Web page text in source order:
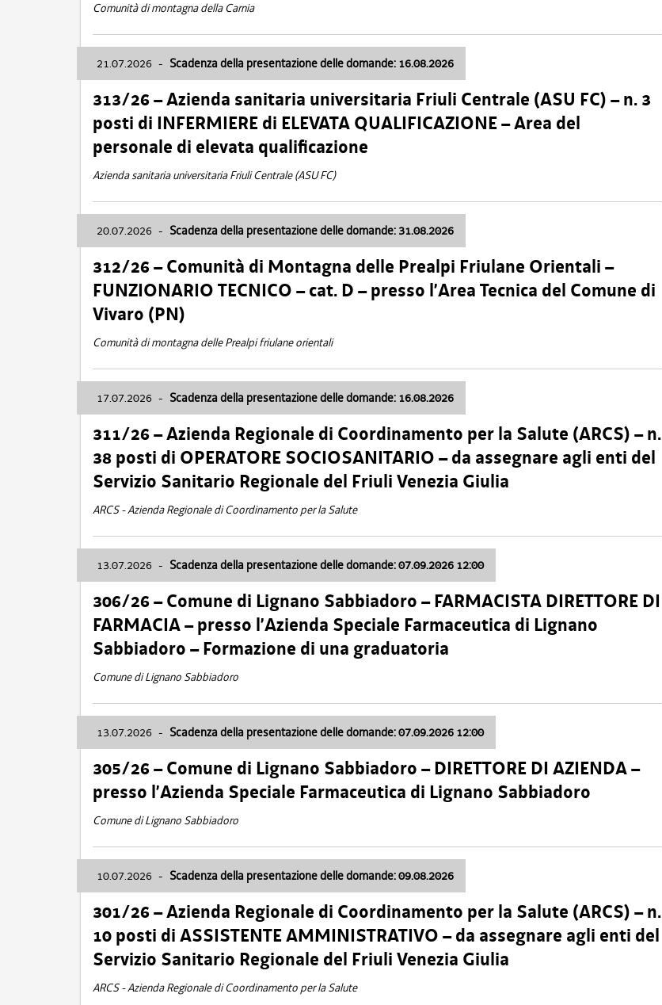
Comunità di montagna della Carnia
21.07.2026 - Scadenza della presentazione delle domande: 16.08.2026
313/26 – Azienda sanitaria universitaria Friuli Centrale (ASU FC) – n. 3
posti di INFERMIERE di ELEVATA QUALIFICAZIONE – Area del
personale di elevata qualificazione
Azienda sanitaria universitaria Friuli Centrale (ASU FC)
20.07.2026 - Scadenza della presentazione delle domande: 31.08.2026
312/26 – Comunità di Montagna delle Prealpi Friulane Orientali –
FUNZIONARIO TECNICO – cat. D – presso l’Area Tecnica del Comune di
Vivaro (PN)
Comunità di montagna delle Prealpi friulane orientali
17.07.2026 - Scadenza della presentazione delle domande: 16.08.2026
311/26 – Azienda Regionale di Coordinamento per la Salute (ARCS) – n.
38 posti di OPERATORE SOCIOSANITARIO – da assegnare agli enti del
Servizio Sanitario Regionale del Friuli Venezia Giulia
ARCS - Azienda Regionale di Coordinamento per la Salute
13.07.2026 - Scadenza della presentazione delle domande: 07.09.2026 12:00
306/26 – Comune di Lignano Sabbiadoro – FARMACISTA DIRETTORE DI
FARMACIA – presso l’Azienda Speciale Farmaceutica di Lignano
Sabbiadoro – Formazione di una graduatoria
Comune di Lignano Sabbiadoro
13.07.2026 - Scadenza della presentazione delle domande: 07.09.2026 12:00
305/26 – Comune di Lignano Sabbiadoro – DIRETTORE DI AZIENDA –
presso l’Azienda Speciale Farmaceutica di Lignano Sabbiadoro
Comune di Lignano Sabbiadoro
10.07.2026 - Scadenza della presentazione delle domande: 09.08.2026
301/26 – Azienda Regionale di Coordinamento per la Salute (ARCS) – n.
10 posti di ASSISTENTE AMMINISTRATIVO – da assegnare agli enti del
Servizio Sanitario Regionale del Friuli Venezia Giulia
ARCS - Azienda Regionale di Coordinamento per la Salute